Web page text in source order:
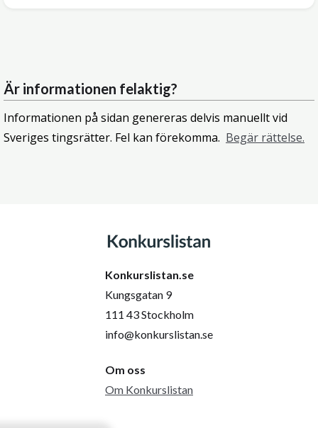
Är informationen felaktig?
Informationen på sidan genereras delvis manuellt vid
Sveriges tingsrätter. Fel kan förekomma. Begär rättelse.
Konkurslistan.se
Kungsgatan 9
111 43 Stockholm
info@konkurslistan.se
Om oss
Om Konkurslistan